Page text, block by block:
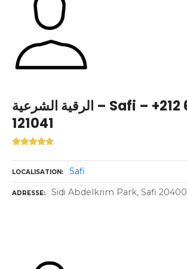
الرقية الشرعية – Safi – +212 608-
121041
LOCALISATION Safi
ADRESSE Sidi Abdelkrim Park, Safi 20400